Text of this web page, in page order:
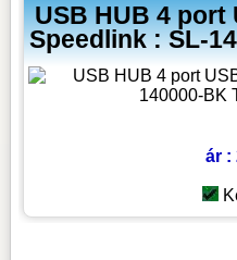
USB HUB 4 port
Speedlink : SL-
ár :